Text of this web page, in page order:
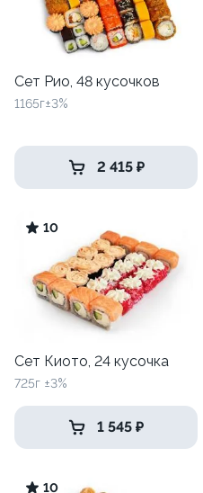
Сет Рио, 48 кусочков
1165г±3%
2 415 ₽
10
Сет Киото, 24 кусочка
725г ±3%
1 545 ₽
10